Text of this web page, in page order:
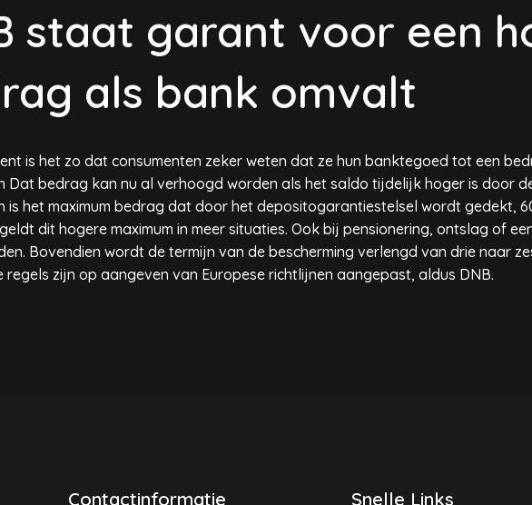
staat garant voor een
als bank omvalt
is het zo dat consumenten zeker weten dat ze hun banktegoed tot een
Dat bedrag kan nu al verhoogd worden als het saldo tijdelijk hoger is door
is het maximum bedrag dat door het depositogarantiestelsel wordt gedekt,
dit hogere maximum in meer situaties. Ook bij pensionering, ontslag of
Bovendien wordt de termijn van de bescherming verlengd van drie naar
regels zijn op aangeven van Europese richtlijnen aangepast, aldus DNB.
Contactinformatie Snelle Links